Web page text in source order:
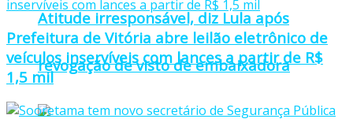
Atitude irresponsável, diz Lula após
revogação de visto de embaixadora
Prefeitura de Vitória abre leilão eletrônico de
veículos inservíveis com lances a partir de R$
1,5 mil